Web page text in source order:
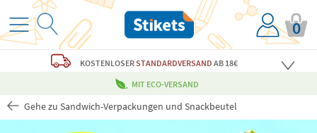
0
KOSTENLOSERSTANDARDVERSAND AB 18€
MIT ECO-VERSAND
Gehe zu Sandwich-Verpackungen und Snackbeutel